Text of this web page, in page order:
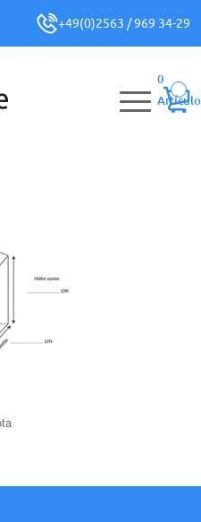
+49(0)2563 / 969 34-29
0
Artículo